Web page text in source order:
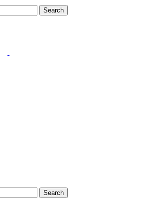
Search
Search